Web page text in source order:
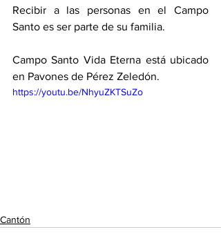
Recibir a las personas en el Campo
Santo es ser parte de su familia.
Campo Santo Vida Eterna está ubicado
en Pavones de Pérez Zeledón.
https://youtu.be/NhyuZKTSuZo
Cantón